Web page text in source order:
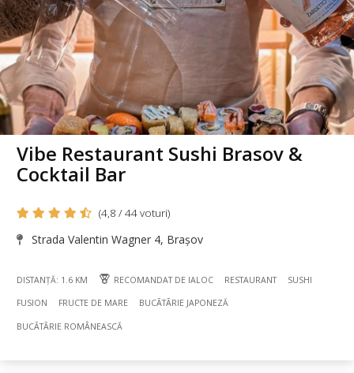
Vibe Restaurant Sushi Brasov &
Cocktail Bar
(4,8 / 44 voturi)
Strada Valentin Wagner 4, Brașov
DISTANȚĂ: 1.6 KM RECOMANDAT DE IALOC RESTAURANT SUSHI
FUSION FRUCTE DE MARE BUCÃTÃRIE JAPONEZĂ
BUCÃTÃRIE ROMÂNEASCĂ